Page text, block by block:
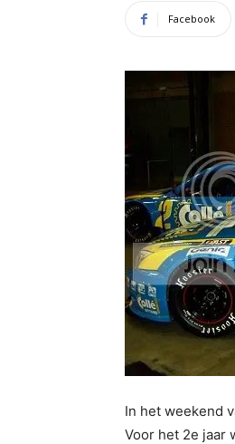
Facebook
In het weekend
Voor het 2e jaar